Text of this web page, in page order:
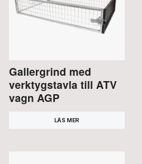
Gallergrind med
verktygstavla till ATV
vagn AGP
LÄS MER